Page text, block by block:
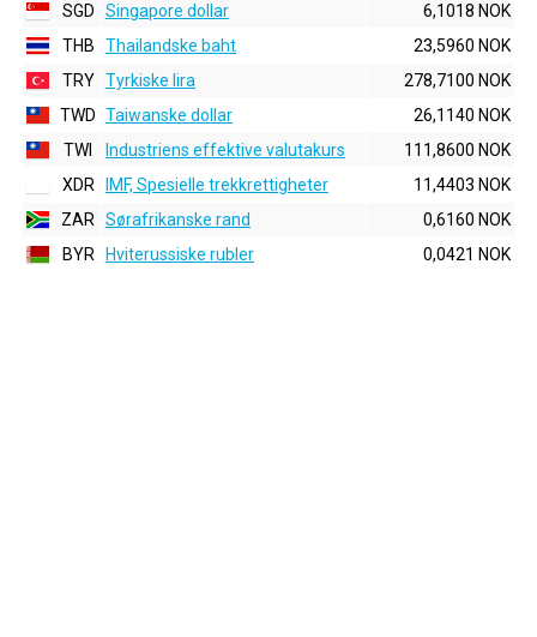
SGD
Singapore dollar
6,1018 NOK
THB
Thailandske baht
23,5960 NOK
TRY Tyrkiske lira
278,7100 NOK
TWD Taiwanske dollar
26,1140 NOK
TWI
Industriens effektive valutakurs
111,8600 NOK
XDR
IMF, Spesielle trekkrettigheter
11,4403 NOK
ZAR
Sørafrikanske rand
0,6160 NOK
BYR
Hviterussiske rubler 0,0421 NOK